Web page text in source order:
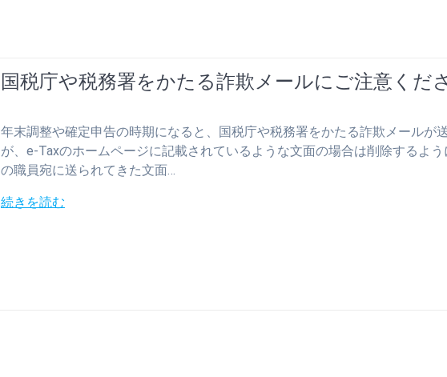
国税庁や税務署をかたる詐欺メールにご注意くだ
年末調整や確定申告の時期になると、国税庁や税務署をかたる詐欺メールが
が、e-Taxのホームページに記載されているような文面の場合は削除するよ
の職員宛に送られてきた文面…
続きを読む